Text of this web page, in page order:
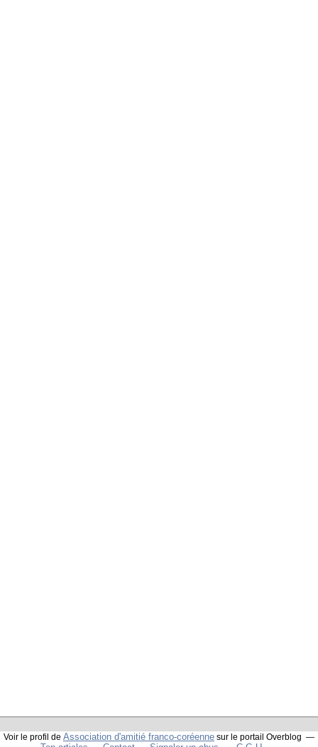
Voir le profil de Association d'amitié franco-coréenne sur le portail Overblog